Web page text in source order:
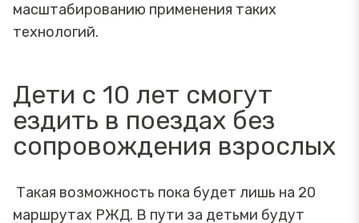
масштабированию применения таких
технологий.
Дети с 10 лет смогут
ездить в поездах без
сопровождения взрослых
Такая возможность пока будет лишь на 20
маршрутах РЖД. В пути за детьми будут